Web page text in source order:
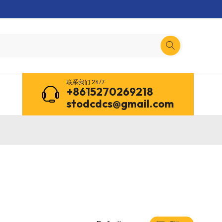
联系我们 24/7
+8615270269218
stodcdcs@gmail.com